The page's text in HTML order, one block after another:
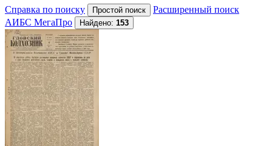
Справка по поиску
Расширенный поиск
АИБС МегаПро
Найдено: 153